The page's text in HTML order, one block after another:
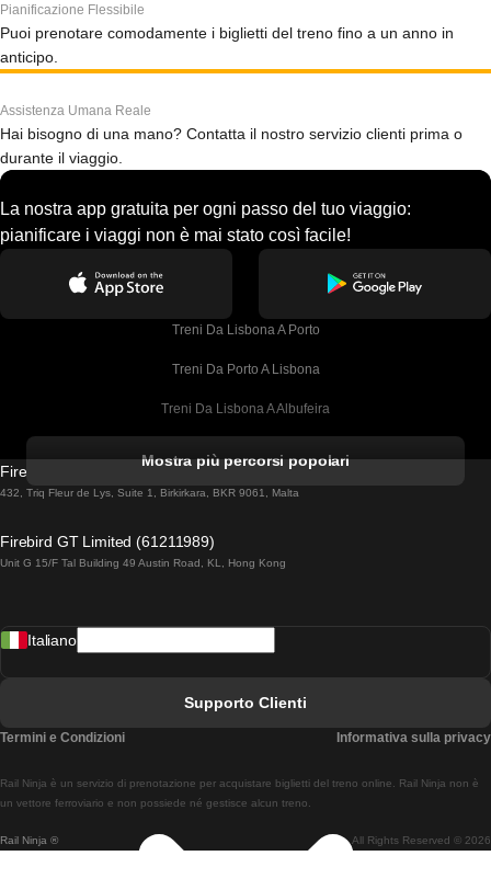
Pianificazione Flessibile
Puoi prenotare comodamente i biglietti del treno fino a un anno in
anticipo.
Assistenza Umana Reale
Hai bisogno di una mano? Contatta il nostro servizio clienti prima o
durante il viaggio.
La nostra app gratuita per ogni passo del tuo viaggio:
pianificare i viaggi non è mai stato così facile!
Treni Da Lisbona A Porto
Treni Da Porto A Lisbona
Treni Da Lisbona A Albufeira
Treni Da Lisbona A Lagos
Treni Da Lisbona A Madrid
Treni Da Lisbon A Braga
Treni Da Braga A Lisbona
Mostra più percorsi popolari
Firebird GT Limited (OC 1451)
432, Triq Fleur de Lys, Suite 1, Birkirkara, BKR 9061, Malta
Firebird GT Limited (61211989)
Unit G 15/F Tal Building 49 Austin Road, KL, Hong Kong
Rail Ninja ® All Rights Reserved © 2026
Rail Ninja è un servizio di prenotazione per acquistare biglietti del treno online. Rail Ninja non è
un vettore ferroviario e non possiede né gestisce alcun treno.
Italiano
Supporto Clienti
Termini e Condizioni Informativa sulla privacy